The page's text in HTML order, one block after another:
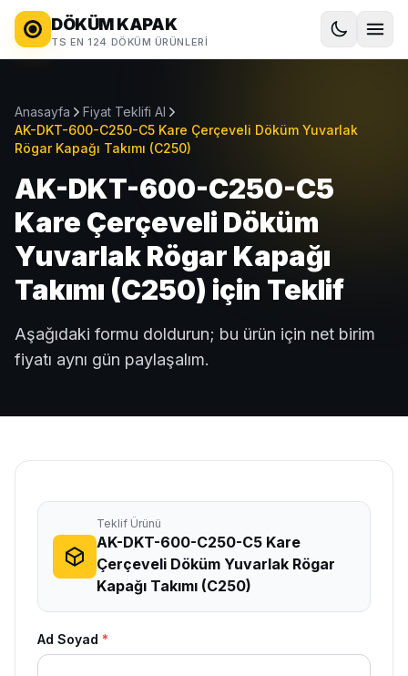
DÖKÜM KAPAK
TS EN 124 DÖKÜM ÜRÜNLERI
Anasayfa
Fiyat Teklifi Al
AK-DKT-600-C250-C5 Kare Çerçeveli Döküm Yuvarlak
Rögar Kapağı Takımı (C250)
AK-DKT-600-C250-C5
Kare Çerçeveli Döküm
Yuvarlak Rögar Kapağı
Takımı (C250) için Teklif
Aşağıdaki formu doldurun; bu ürün için net birim
fiyatı aynı gün paylaşalım.
Teklif Ürünü
AK-DKT-600-C250-C5 Kare
Çerçeveli Döküm Yuvarlak Rögar
Kapağı Takımı (C250)
Ad Soyad *